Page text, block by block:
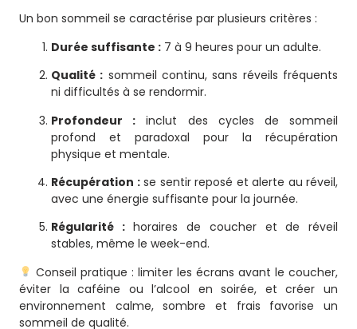
Un bon sommeil se caractérise par plusieurs critères :
Durée suffisante : 7 à 9 heures pour un adulte.
Qualité : sommeil continu, sans réveils fréquents
ni difficultés à se rendormir.
Profondeur : inclut des cycles de sommeil
profond et paradoxal pour la récupération
physique et mentale.
Récupération :se sentir reposé et alerte au réveil,
avec une énergie suffisante pour la journée.
Régularité :horaires de coucher et de réveil
stables, même le week-end.
Conseil pratique : limiter les écrans avant le coucher,
éviter la caféine ou l’alcool en soirée, et créer un
environnement calme, sombre et frais favorise un
sommeil de qualité.